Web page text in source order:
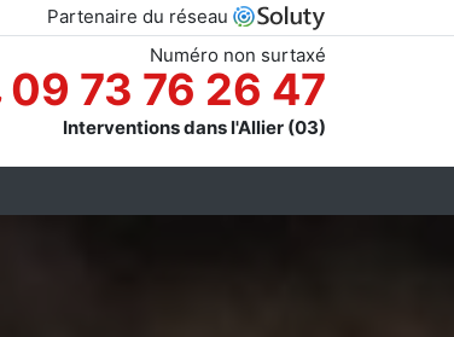
Partenaire du réseau
Numéro non surtaxé
09 73 76 26 47
Interventions dans l'Allier (03)